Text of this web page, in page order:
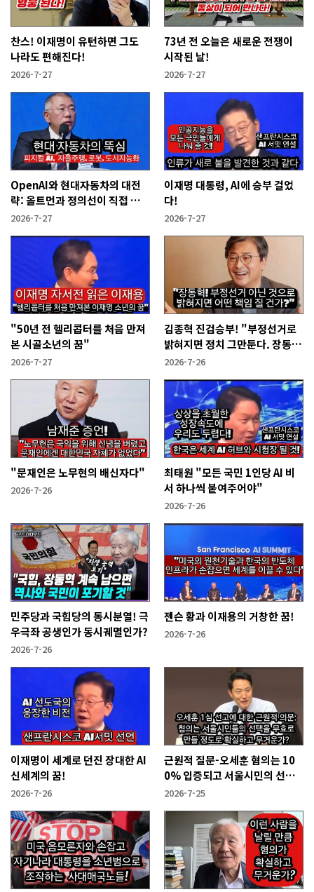
찬스! 이재명이 유턴하면 그도
나라도 편해진다!
2026-7-27
73년 전 오늘은 새로운 전쟁이
시작된 날!
2026-7-27
OpenAI와 현대자동차의 대전
략: 올트먼과 정의선이 직접 설
명한다!
2026-7-27
이재명 대통령, AI에 승부 걸었
다!
2026-7-27
"50년 전 헬리콥터를 처음 만져
본 시골소년의 꿈"
2026-7-27
김종혁 진검승부! "부정선거로
밝혀지면 정치 그만둔다. 장동혁
당신들은?"
2026-7-26
"문재인은 노무현의 배신자다"
2026-7-26
최태원 "모든 국민 1인당 AI 비
서 하나씩 붙여주어야"
2026-7-26
민주당과 국힘당의 동시분열! 극
우극좌 공생인가 동시궤멸인가?
2026-7-26
젠슨 황과 이재용의 거창한 꿈!
2026-7-26
이재명이 세계로 던진 장대한 AI
신세계의 꿈!
2026-7-26
근원적 질문-오세훈 혐의는 10
0% 입증되고 서울시민의 선택
을 무효화시킬 만큼 무겁나?
2026-7-25